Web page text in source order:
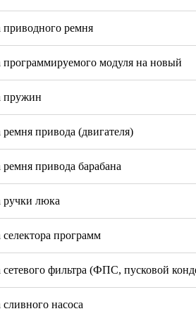
приводного ремня
программируемого модуля на новый
пружин
ремня привода (двигателя)
ремня привода барабана
ручки люка
селектора программ
сетевого фильтра (ФПС, пусковой
сливного насоса